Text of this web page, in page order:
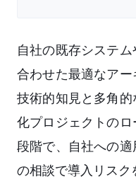
自社の既存システ
合わせた最適なア
技術的知見と多角
化プロジェクトの
段階で、自社への
の相談で導入リスク